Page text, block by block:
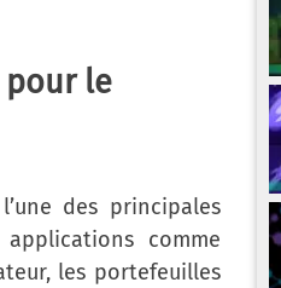
le
des principales
comme
les portefeuilles